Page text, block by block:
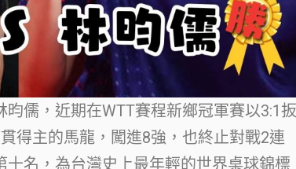
儒，近期在WTT賽程新鄉冠軍賽以3:1扳
得主的馬龍，闖進8強，也終止對戰2連
名，為台灣史上最年輕的世界桌球錦標